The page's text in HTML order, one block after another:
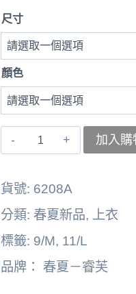
尺寸
顏色
〚睿
262164-
6208A
數
加入購
貨號: 6208A
分類: 春夏新品,
上衣
標籤: 9/M, 11/L
品牌： 春夏－睿芙